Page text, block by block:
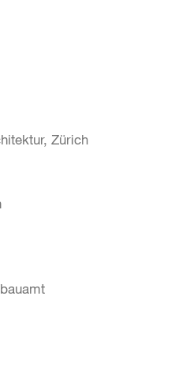
Zürich